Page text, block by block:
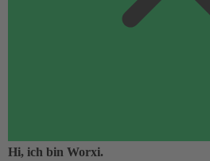
Hi, ich bin Worxi.